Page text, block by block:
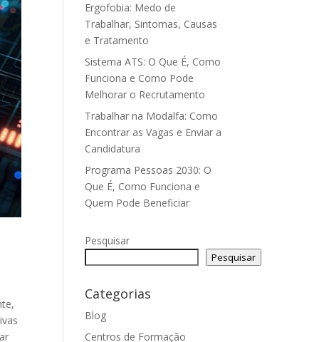
Ergofobia: Medo de
Trabalhar, Sintomas, Causas
e Tratamento
Sistema ATS: O Que É, Como
Funciona e Como Pode
Melhorar o Recrutamento
Trabalhar na Modalfa: Como
Encontrar as Vagas e Enviar a
Candidatura
Programa Pessoas 2030: O
Que É, Como Funciona e
Quem Pode Beneficiar
Pesquisar
Pesquisar
Categorias
Blog
Centros de Formação